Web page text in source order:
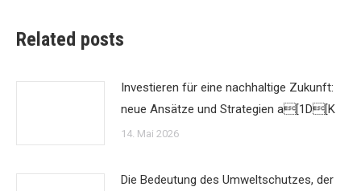
Related posts
Investieren für eine nachhaltige Zukunft:
neue Ansätze und Strategien a[1D[K
14. Mai 2026
Die Bedeutung des Umweltschutzes, der